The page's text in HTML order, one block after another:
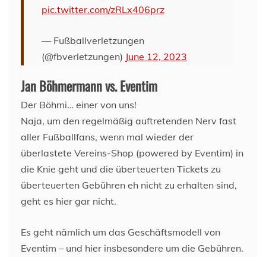
pic.twitter.com/zRLx406prz
— Fußballverletzungen
(@fbverletzungen) June 12, 2023
Jan Böhmermann vs. Eventim
Der Böhmi… einer von uns!
Naja, um den regelmäßig auftretenden Nerv fast
aller Fußballfans, wenn mal wieder der
überlastete Vereins-Shop (powered by Eventim) in
die Knie geht und die überteuerten Tickets zu
überteuerten Gebühren eh nicht zu erhalten sind,
geht es hier gar nicht.
Es geht nämlich um das Geschäftsmodell von
Eventim – und hier insbesondere um die Gebühren.